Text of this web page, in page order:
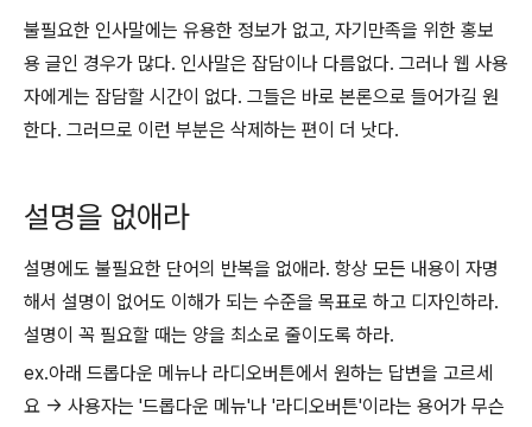
불필요한 인사말에는 유용한 정보가 없고, 자기만족을 위한 홍보
용 글인 경우가 많다. 인사말은 잡담이나 다름없다. 그러나 웹 사용
자에게는 잡담할 시간이 없다. 그들은 바로 본론으로 들어가길 원
한다. 그러므로 이런 부분은 삭제하는 편이 더 낫다.
설명을 없애라
설명에도 불필요한 단어의 반복을 없애라. 항상 모든 내용이 자명
해서 설명이 없어도 이해가 되는 수준을 목표로 하고 디자인하라.
설명이 꼭 필요할 때는 양을 최소로 줄이도록 하라.
ex.아래 드롭다운 메뉴나 라디오버튼에서 원하는 답변을 고르세
요 -> 사용자는 '드롭다운 메뉴'나 '라디오버튼'이라는 용어가 무슨